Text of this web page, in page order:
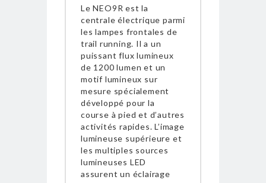
Le NEO9R est la
centrale électrique parmi
les lampes frontales de
trail running. Il a un
puissant flux lumineux
de 1200 lumen et un
motif lumineux sur
mesure spécialement
développé pour la
course à pied et d’autres
activités rapides. L’image
lumineuse supérieure et
les multiples sources
lumineuses LED
assurent un éclairage